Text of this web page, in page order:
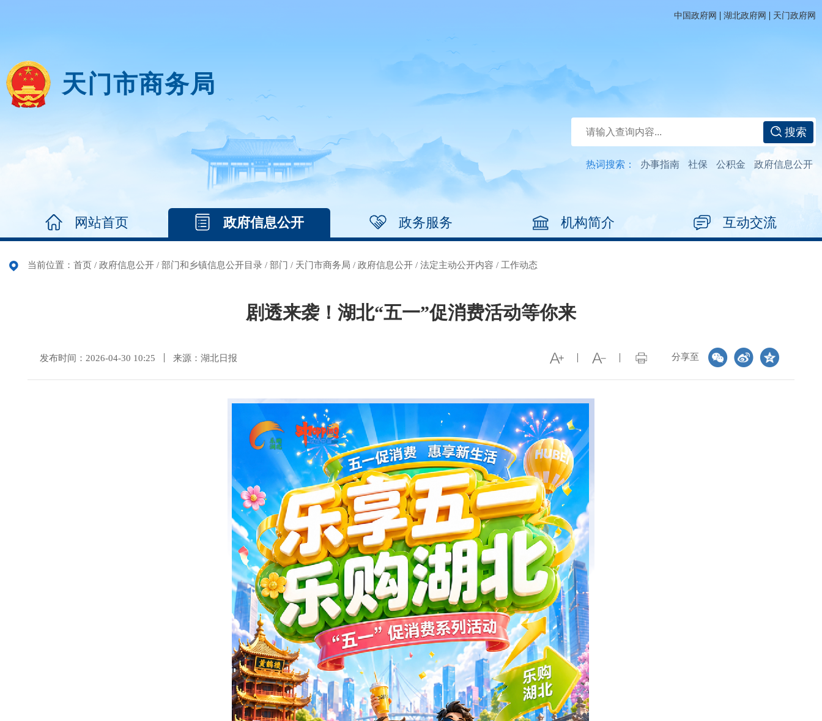
中国政府网 | 湖北政府网 | 天门政府网
天门市商务局
搜索
热词搜索： 办事指南 社保 公积金 政府信息公开
网站首页 政府信息公开 政务服务 机构简介 互动交流
当前位置： 首页 / 政府信息公开 / 部门和乡镇信息公开目录 / 部门 / 天门市商务局 / 政府信息公开 / 法定主动公开内容 / 工作动态
剧透来袭！湖北“五一”促消费活动等你来
分享至
发布时间：2026-04-30 10:25 来源：湖北日报